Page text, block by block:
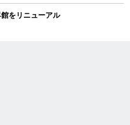
をリニューアル